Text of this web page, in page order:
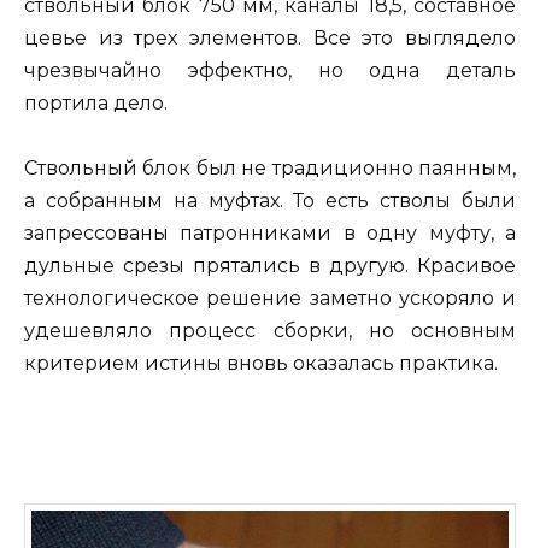
ствольный блок 750 мм, каналы 18,5, составное
цевье из трех элементов. Все это выглядело
чрезвычайно эффектно, но одна деталь
портила дело.
Ствольный блок был не традиционно паянным,
а собранным на муфтах. То есть стволы были
запрессованы патронниками в одну муфту, а
дульные срезы прятались в другую. Красивое
технологическое решение заметно ускоряло и
удешевляло процесс сборки, но основным
критерием истины вновь оказалась практика.